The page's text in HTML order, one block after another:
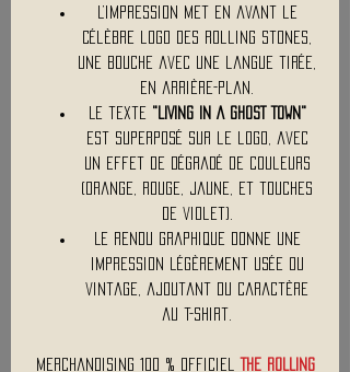
L’impression met en avant le
célèbre logo des Rolling Stones,
une bouche avec une langue tirée,
en arrière-plan.
Le texte
"LIVING IN A GHOST TOWN"
est superposé sur le logo, avec
un effet de dégradé de couleurs
(orange, rouge, jaune, et touches
de violet).
Le rendu graphique donne une
impression légèrement usée ou
vintage, ajoutant du caractère
au t-shirt.
Merchandising 100 % Officiel
THE ROLLING